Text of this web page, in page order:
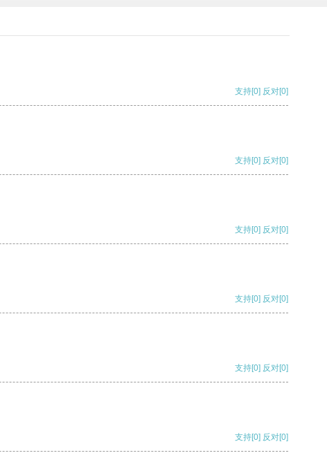
支持[0] 反对[0]
支持[0] 反对[0]
支持[0] 反对[0]
支持[0] 反对[0]
支持[0] 反对[0]
支持[0] 反对[0]